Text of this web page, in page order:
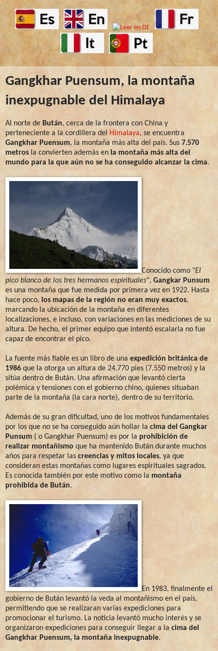
Gangkhar Puensum, la montaña
inexpugnable del Himalaya
Al norte de Bután, cerca de la frontera con China y
perteneciente a la cordillera del Himalaya, se encuentra
Gangkhar Puensum, la montaña más alta del país. Sus 7.570
metros la convierten además en la montaña más alta del
mundo para la que aún no se ha conseguido alcanzar la cima.
Conocido como "El
pico blanco de los tres hermanos espirituales", Gangkar Punsum
es una montaña que fue medida por primera vez en 1922. Hasta
hace poco, los mapas de la región no eran muy exactos,
marcando la ubicación de la montaña en diferentes
localizaciones, e incluso, con variaciones en las mediciones de su
altura. De hecho, el primer equipo que intentó escalarla no fue
capaz de encontrar el pico.
La fuente más fiable es un libro de una expedición británica de
1986 que la otorga un altura de 24.770 pies (7.550 metros) y la
sitúa dentro de Bután. Una afirmación que levantó cierta
polémica y tensiones con el gobierno chino, quienes situaban
parte de la montaña (la cara norte), dentro de su territorio.
Además de su gran dificultad, uno de los motivos fundamentales
por los que no se ha conseguido aún hollar la cima del Gangkar
Punsum ( o Gangkhar Puensum) es por la prohibición de
realizar montañismo que ha mantenido Bután durante muchos
años para respetar las creencias y mitos locales, ya que
consideran estas montañas como lugares espirituales sagrados.
Es conocida también por este motivo como la montaña
prohibida de Bután.
En 1983, finalmente el
gobierno de Bután levantó la veda al montañismo en el país,
permitiendo que se realizaran varias expediciones para
promocionar el turismo. La noticia levantó mucho interés y se
organizaron expediciones para conseguir llegar a la cima del
Gangkhar Puensum, la montaña inexpugnable.